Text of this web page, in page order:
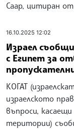
Саар, цитиран
16.10.2025 12:02
Израел
с Египет за
КОГАТ
израелското
въпроси,
територии)